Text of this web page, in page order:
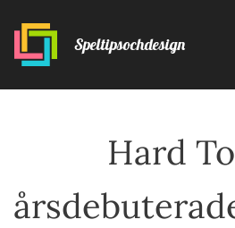
Speltipsochdesign
Hard